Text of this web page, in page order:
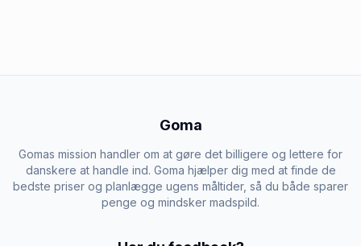
Goma
Gomas mission handler om at gøre det billigere og lettere for
danskere at handle ind. Goma hjælper dig med at finde de
bedste priser og planlægge ugens måltider, så du både sparer
penge og mindsker madspild.